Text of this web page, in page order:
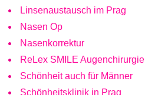
Linsenaustausch im Prag
Nasen Op
Nasenkorrektur
ReLex SMILE Augenchirurgie
Schönheit auch für Männer
Schönheitsklinik in Prag